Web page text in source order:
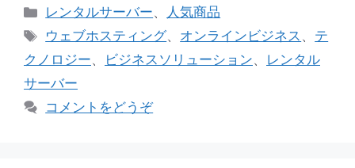
カ
テ
リ
ー
レンタルサーバー、
人気商品
タ
グ
ウェブホスティング、 オンラインビジネス 、 テ
クノロジー、 ビジネスソリューション、 レンタル
サーバー
コメントをどうぞ